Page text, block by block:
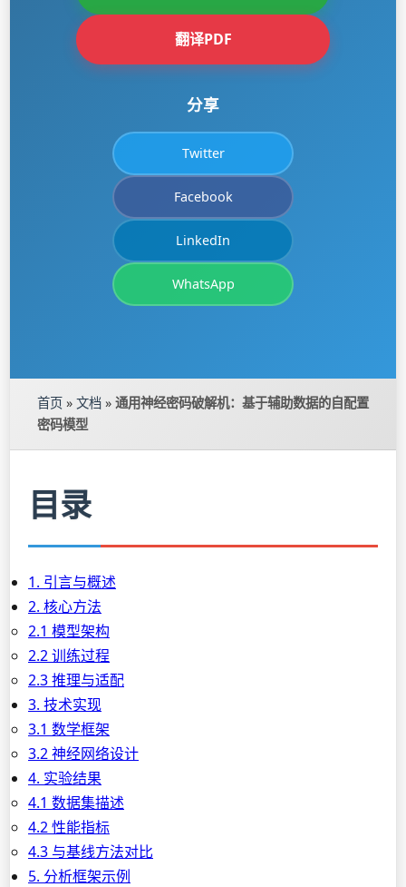
翻译PDF
分享
Twitter
Facebook
LinkedIn
WhatsApp
首页 » 文档 » 通用神经密码破解机：基于辅助数据的自配置
密码模型
目录
1. 引言与概述
2. 核心方法
2.1 模型架构
2.2 训练过程
2.3 推理与适配
3. 技术实现
3.1 数学框架
3.2 神经网络设计
4. 实验结果
4.1 数据集描述
4.2 性能指标
4.3 与基线方法对比
5. 分析框架示例